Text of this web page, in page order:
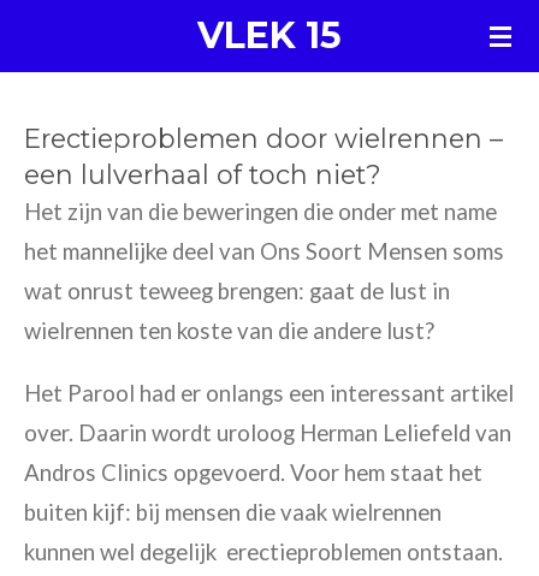
direct
de
hoofdinhoud
VLEK 15
Erectieproblemen door wielrennen –
een lulverhaal of toch niet?
Het zijn van die beweringen die onder met name
het mannelijke deel van Ons Soort Mensen soms
wat onrust teweeg brengen: gaat de lust in
wielrennen ten koste van die andere lust?
Het Parool had er onlangs een interessant artikel
over. Daarin wordt uroloog Herman Leliefeld van
Andros Clinics opgevoerd. Voor hem staat het
buiten kijf: bij mensen die vaak wielrennen
kunnen wel degelijk erectieproblemen ontstaan.